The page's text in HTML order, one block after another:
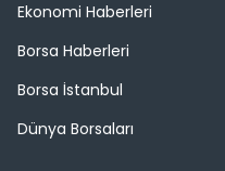
Ekonomi Haberleri
Borsa Haberleri
Borsa İstanbul
Dünya Borsaları